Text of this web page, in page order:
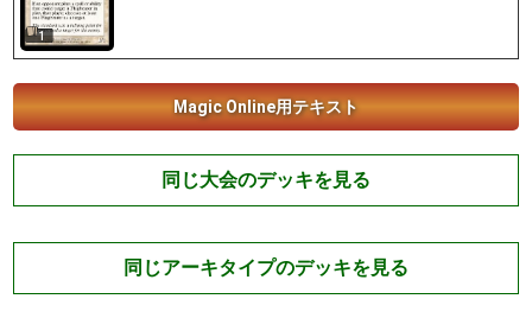
1
Magic Online用テキスト
同じ大会のデッキを見る
同じアーキタイプのデッキを見る